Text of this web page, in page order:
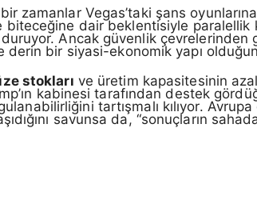
zamanlar Vegas’taki şans
biteceğine dair beklentisiyle paralellik
Ancak güvenlik çevrelerinden
derin bir siyasi-ekonomik yapı
stokları ve üretim kapasitesinin
kabinesi tarafından destek
tartışmalı kılıyor.
savunsa da, “sonuçların